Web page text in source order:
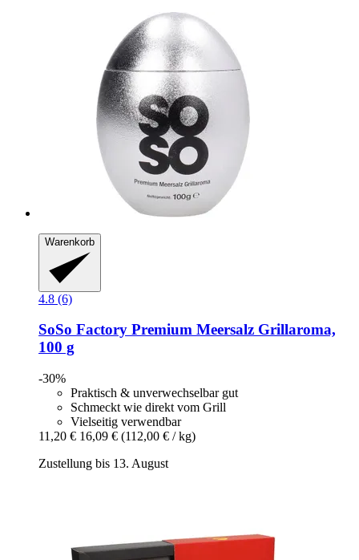
Warenkorb
4.8 (6)
SoSo Factory Premium Meersalz Grillaroma,
100 g
-30%
Praktisch & unverwechselbar gut
Schmeckt wie direkt vom Grill
Vielseitig verwendbar
11,20 € 16,09 € (112,00 € / kg)
Zustellung bis 13. August